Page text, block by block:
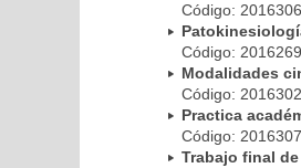
Código:
Código:
Modalidades
Código:
Practica
Código:
Trabajo final de